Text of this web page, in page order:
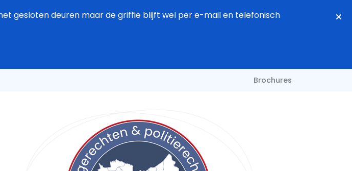
gesloten deuren maar de griffie blijft wel per e-mail en telefonisch
Brochures